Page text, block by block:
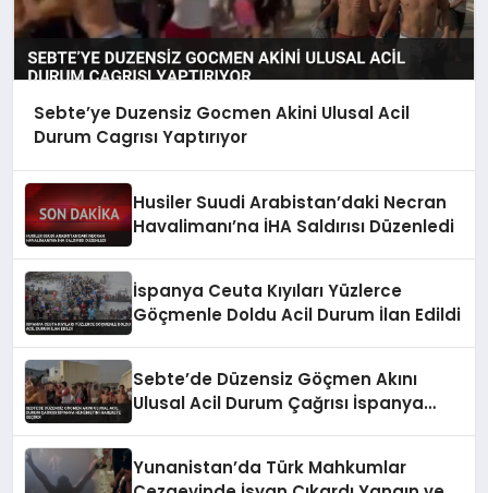
Sebte’ye Duzensiz Gocmen Akini Ulusal Acil
Durum Cagrısı Yaptırıyor
Husiler Suudi Arabistan’daki Necran
Havalimanı’na İHA Saldırısı Düzenledi
İspanya Ceuta Kıyıları Yüzlerce
Göçmenle Doldu Acil Durum İlan Edildi
Sebte’de Düzensiz Göçmen Akını
Ulusal Acil Durum Çağrısı İspanya
Yunanistan’da Türk Mahkumlar